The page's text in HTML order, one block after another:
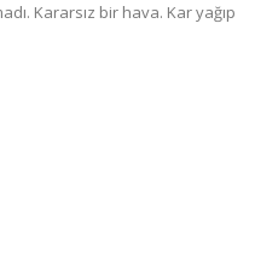
Kararsız bir hava. Kar yağıp